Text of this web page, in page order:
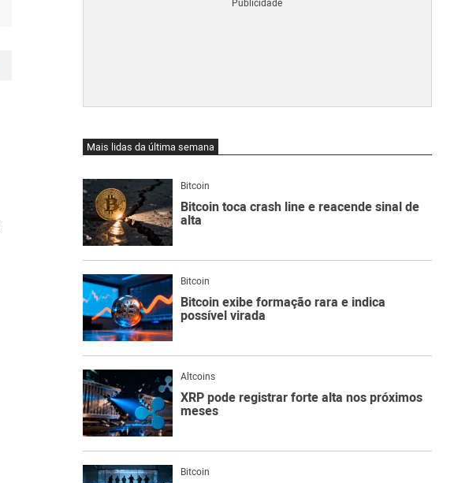
Mais lidas da última semana
Bitcoin
Bitcoin toca crash line e reacende sinal de
alta
Bitcoin
Bitcoin exibe formação rara e indica
possível virada
Altcoins
XRP pode registrar forte alta nos próximos
meses
Bitcoin